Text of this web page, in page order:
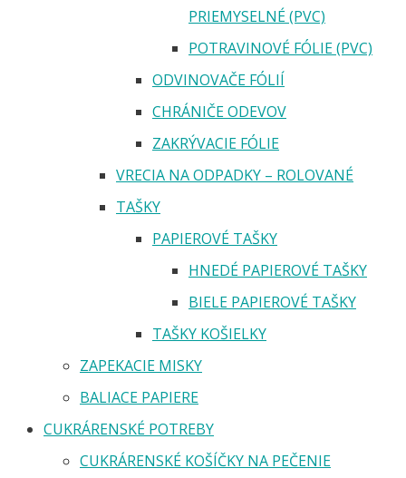
PRIEMYSELNÉ (PVC)
POTRAVINOVÉ FÓLIE (PVC)
ODVINOVAČE FÓLIÍ
CHRÁNIČE ODEVOV
ZAKRÝVACIE FÓLIE
VRECIA NA ODPADKY – ROLOVANÉ
TAŠKY
PAPIEROVÉ TAŠKY
HNEDÉ PAPIEROVÉ TAŠKY
BIELE PAPIEROVÉ TAŠKY
TAŠKY KOŠIELKY
ZAPEKACIE MISKY
BALIACE PAPIERE
CUKRÁRENSKÉ POTREBY
CUKRÁRENSKÉ KOŠÍČKY NA PEČENIE